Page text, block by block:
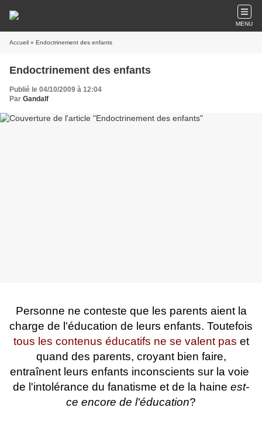
MENU
Accueil » Endoctrinement des enfants
Endoctrinement des enfants
Publié le 04/10/2009 à 12:04
Par Gandalf
Personne ne conteste que les parents aient la
charge de l'éducation de leurs enfants. Toutefois
tous les contenus éducatifs ne se valent pas et
quand des parents, croyant bien faire,
entraînent leurs enfants inconscients sur la voie
de l'intolérance du fanatisme et de la haine est-
ce encore de l'éducation?